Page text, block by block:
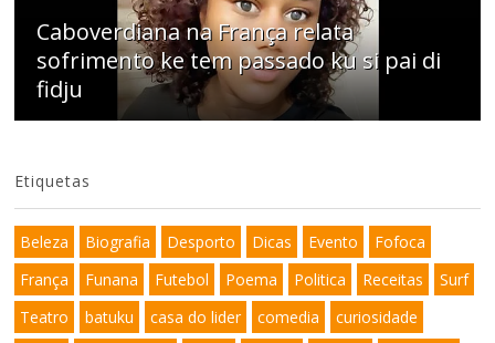
Caboverdiana na França relata
sofrimento ke tem passado ku si pai di
fidju
Etiquetas
Beleza Biografia Desporto Dicas Evento
Fofoca
França
Funana Futebol Poema Politica Receitas
Surf
Teatro
batuku casa do lider comedia
curiosidade